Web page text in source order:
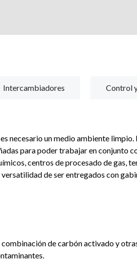
Intercambiadores Control
necesario un medio ambiente limpio.
para poder trabajar en conjunto
centros de procesado de gas,
de ser entregados con
de carbón activado y